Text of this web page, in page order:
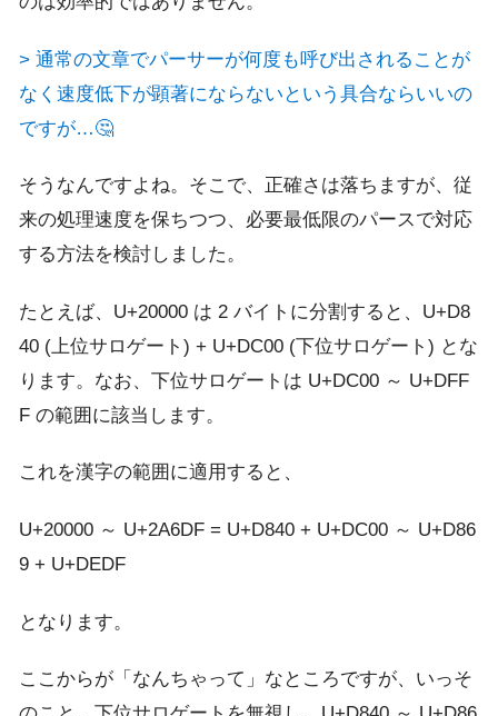
> 通常の文章でパーサーが何度も呼び出されることが
なく速度低下が顕著にならないという具合ならいいの
ですが…🤔
そうなんですよね。そこで、正確さは落ちますが、従
来の処理速度を保ちつつ、必要最低限のパースで対応
する方法を検討しました。
たとえば、U+20000 は 2 バイトに分割すると、U+D8
40 (上位サロゲート) + U+DC00 (下位サロゲート) とな
ります。なお、下位サロゲートは U+DC00 ～ U+DFF
F の範囲に該当します。
これを漢字の範囲に適用すると、
U+20000 ～ U+2A6DF = U+D840 + U+DC00 ～ U+D86
9 + U+DEDF
となります。
ここからが「なんちゃって」なところですが、いっそ